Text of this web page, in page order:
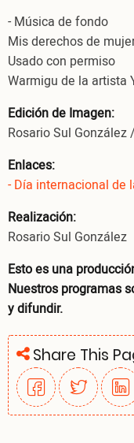
- Música de fondo
Mis derechos de
Usado con permiso
Warmigu de la artista
Edición de Imagen:
Rosario Sul González
Enlaces:
- Día internacional de
Realización:
Rosario Sul González
Esto es una
Nuestros programas
y difundir.
Share This